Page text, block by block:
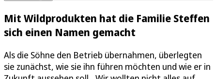
Mit Wildprodukten hat die Familie Steffen
sich einen Namen gemacht
Als die Söhne den Betrieb übernahmen, überlegten
sie zunächst, wie sie ihn führen möchten und wie er in